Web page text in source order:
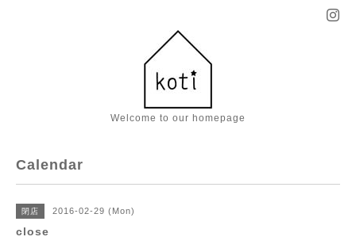
Welcome to our homepage
Calendar
閉店 2016-02-29 (Mon)
close